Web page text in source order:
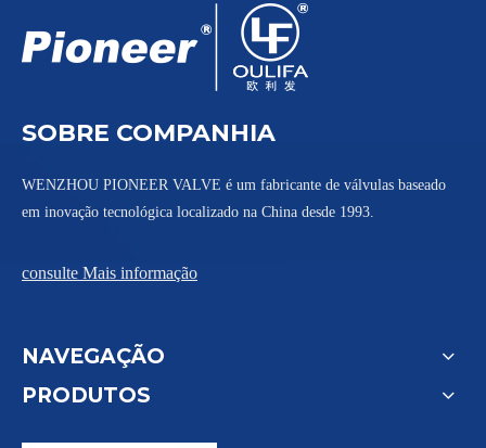
SOBRE COMPANHIA
WENZHOU PIONEER VALVE é um fabricante de válvulas baseado
em inovação tecnológica localizado na China desde 1993.
consulte Mais informação
NAVEGAÇÃO
PRODUTOS